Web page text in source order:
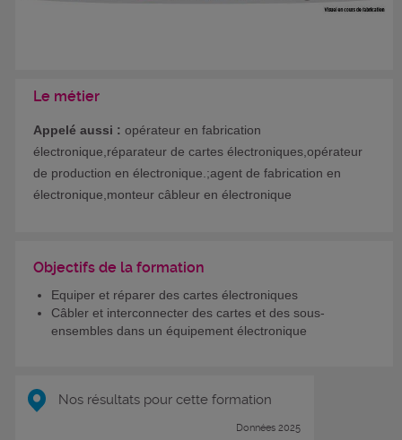
Le métier
Appelé aussi : opérateur en fabrication
électronique,réparateur de cartes électroniques,opérateur
de production en électronique.;agent de fabrication en
électronique,monteur câbleur en électronique
Objectifs de la formation
Equiper et réparer des cartes électroniques
Câbler et interconnecter des cartes et des sous-
ensembles dans un équipement électronique
Nos résultats pour cette formation
Données 2025